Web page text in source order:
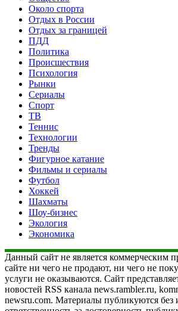
Около спорта
Отдых в России
Отдых за границей
ПДД
Политика
Происшествия
Психология
Рынки
Сериалы
Спорт
ТВ
Теннис
Технологии
Тренды
Фигурное катание
Фильмы и сериалы
Футбол
Хоккей
Шахматы
Шоу-бизнес
Экология
Экономика
Данный сайт не является коммерческим
сайте ни чего не продают, ни чего не
услуги не оказываются. Сайт
новостей RSS канала news.rambler.ru,
newsru.com. Материалы публикуются без